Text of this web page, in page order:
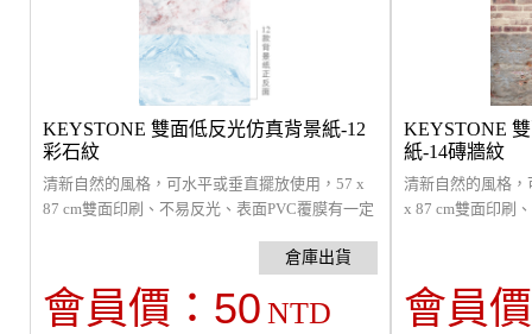
KEYSTONE 雙面低反光仿真背景紙-12
彩石紋
清新自然的風格，可水平或垂直擺放使用，57 x
87 cm雙面印刷、不易反光、表面PVC覆膜有一定
會員價： 50 NTD
KEYSTONE
紙-14磚牆紋
清新自然的風格
x 87 cm雙面印刷
會員